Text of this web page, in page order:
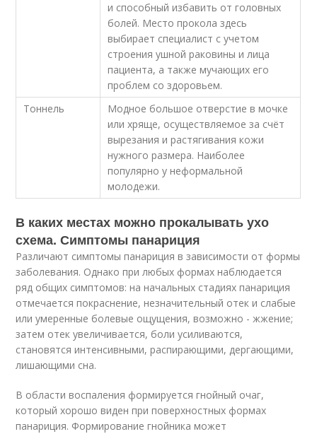
и способный избавить от головных
болей. Место прокола здесь
выбирает специалист с учетом
строения ушной раковины и лица
пациента, а также мучающих его
проблем со здоровьем.
Тоннель
Модное большое отверстие в мочке
или хряще, осуществляемое за счёт
вырезания и растягивания кожи
нужного размера. Наиболее
популярно у неформальной
молодежи.
В каких местах можно прокалывать ухо
схема. Симптомы панариция
Различают симптомы панариция в зависимости от формы
заболевания. Однако при любых формах наблюдается
ряд общих симптомов: на начальных стадиях панариция
отмечается покраснение, незначительный отек и слабые
или умеренные болевые ощущения, возможно - жжение;
затем отек увеличивается, боли усиливаются,
становятся интенсивными, распирающими, дергающими,
лишающими сна.
В области воспаления формируется гнойный очаг,
который хорошо виден при поверхностных формах
панариция. Формирование гнойника может